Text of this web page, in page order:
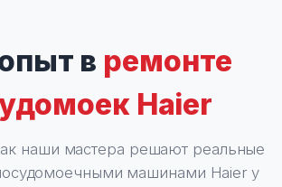
в ремонте
Haier
наши мастера решают реальные
машинами Haier у